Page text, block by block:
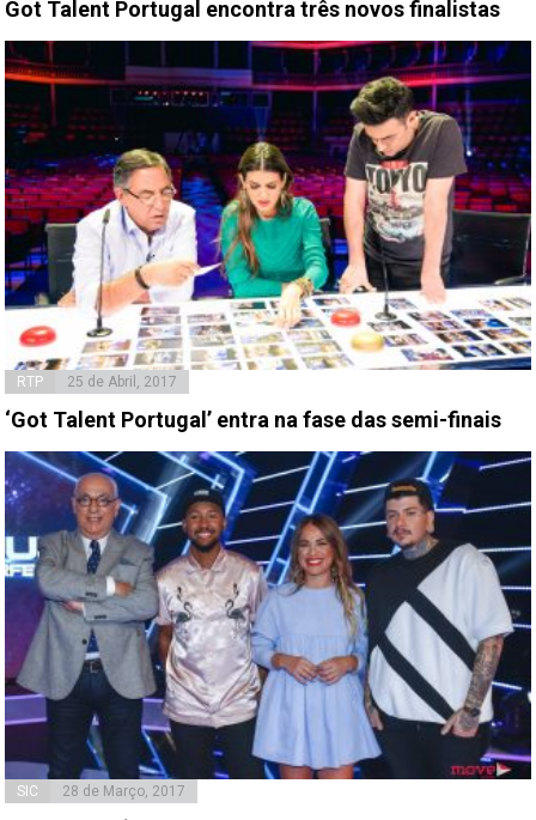
Got Talent Portugal encontra três novos finalistas
RTP 25 de Abril, 2017
‘Got Talent Portugal’ entra na fase das semi-finais
SIC 28 de Março, 2017